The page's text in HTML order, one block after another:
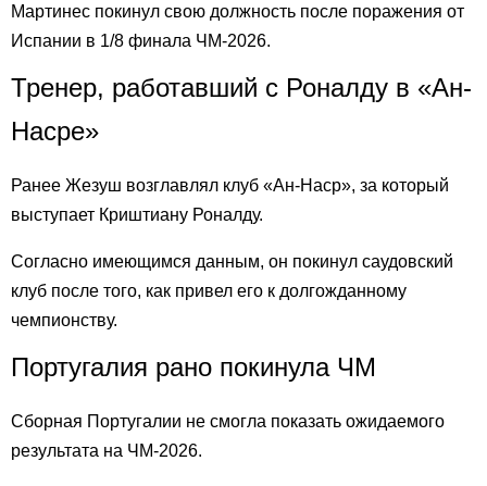
Мартинес покинул свою должность после поражения от
Испании в 1/8 финала ЧМ-2026.
Тренер, работавший с Роналду в «Ан-
Насре»
Ранее Жезуш возглавлял клуб «Ан-Наср», за который
выступает Криштиану Роналду.
Согласно имеющимся данным, он покинул саудовский
клуб после того, как привел его к долгожданному
чемпионству.
Португалия рано покинула ЧМ
Сборная Португалии не смогла показать ожидаемого
результата на ЧМ-2026.